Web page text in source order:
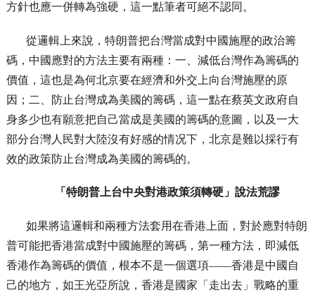
方針也應一併轉為強硬，這一點筆者可絕不認同。
從邏輯上來說，特朗普把台灣當成對中國施壓的政治籌
碼，中國應對的方法主要有兩種：一、減低台灣作為籌碼的
價值，這也是為何北京要在經濟和外交上向台灣施壓的原
因；二、防止台灣成為美國的籌碼，這一點在蔡英文政府自
身多少也有願意把自己當成是美國的籌碼的意圖，以及一大
部分台灣人民對大陸沒有好感的情况下，北京是難以採行有
效的政策防止台灣成為美國的籌碼的。
「特朗普上台中央對港政策須轉硬」說法荒謬
如果將這邏輯和兩種方法套用在香港上面，對於應對特朗
普可能把香港當成對中國施壓的籌碼，第一種方法，即減低
香港作為籌碼的價值，根本不是一個選項——香港是中國自
己的地方，如王光亞所說，香港是國家「走出去」戰略的重